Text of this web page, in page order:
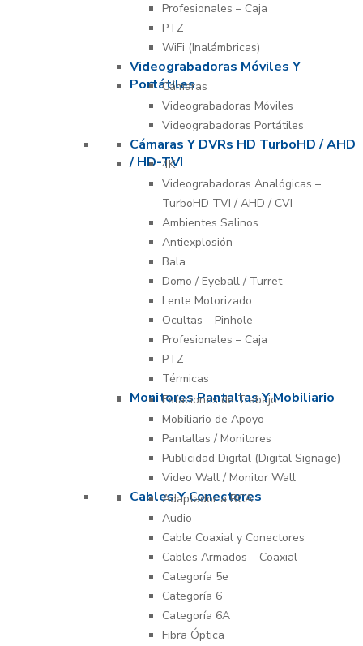
Profesionales – Caja
PTZ
WiFi (Inalámbricas)
Videograbadoras Móviles Y
Portátiles
Cámaras
Videograbadoras Móviles
Videograbadoras Portátiles
Cámaras Y DVRs HD TurboHD / AHD
/ HD-TVI
4K
Videograbadoras Analógicas –
TurboHD TVI / AHD / CVI
Ambientes Salinos
Antiexplosión
Bala
Domo / Eyeball / Turret
Lente Motorizado
Ocultas – Pinhole
Profesionales – Caja
PTZ
Térmicas
Monitores Pantallas Y Mobiliario
Estaciones de Trabajo
Mobiliario de Apoyo
Pantallas / Monitores
Publicidad Digital (Digital Signage)
Video Wall / Monitor Wall
Cables Y Conectores
Adaptador a RCA
Audio
Cable Coaxial y Conectores
Cables Armados – Coaxial
Categoría 5e
Categoría 6
Categoría 6A
Fibra Óptica